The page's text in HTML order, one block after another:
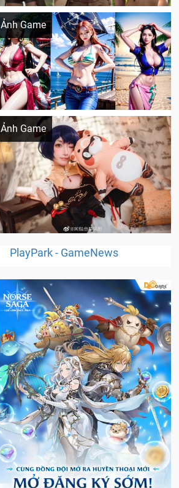
Ảnh Game
Khi AI Cosplay gái đẹp One Piece
Ảnh Game
Cosplay Xiangling siêu cute
PlayPark - GameNews